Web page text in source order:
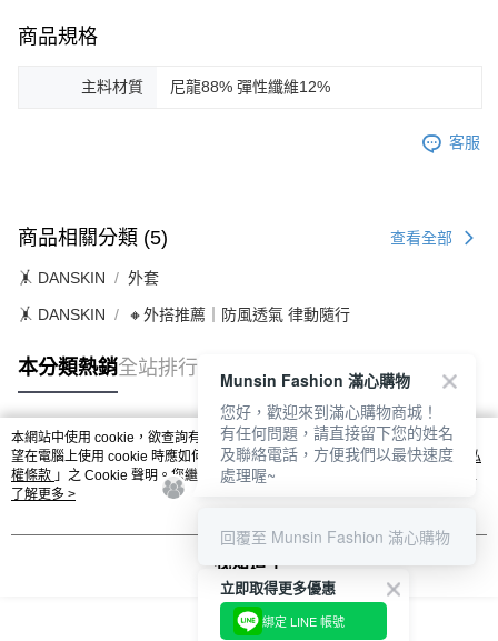
商品規格
主料材質 尼龍88% 彈性纖維12%
客服
商品相關分類 (5) 查看全部
🤸 DANSKIN 外套
🤸 DANSKIN 🔸外搭推薦｜防風透氣 律動隨行
本分類熱銷全站排行
熱門標籤
本網站中使用 cookie，欲查詢有關本網站使用 cookie 方式之詳情，及若您不希
望在電腦上使用 cookie 時應如何變更電腦的 cookie 設定，請參閱本網站「
隱私
權條款 」之 Cookie 聲明。您繼續使用本網站即表示您同意本公司得按本網站使
用條款之 Cookie 聲明使用 cookie。
了解更多 >
我知道了
立即取得更多優惠
綁定 LINE 帳號
Munsin Fashion 滿心購物
您好，歡迎來到滿心購物商城！
有任何問題，請直接留下您的姓名
及聯絡電話，方便我們以最快速度
處理喔~
回覆至 Munsin Fashion 滿心購物